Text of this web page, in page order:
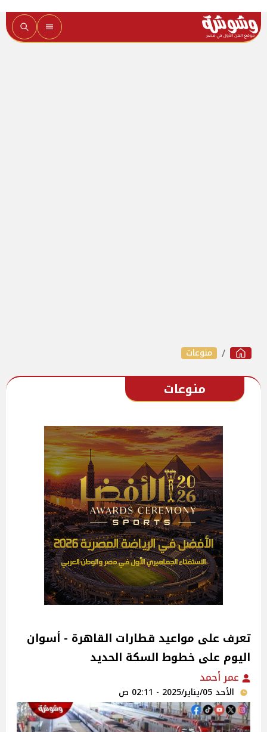
منوعات
منوعات
تعرف على مواعيد قطارات القاهرة - أسوان
اليوم على خطوط السكة الحديد
عمر أحمد
الأحد 05/يناير/2025 - 02:11 ص